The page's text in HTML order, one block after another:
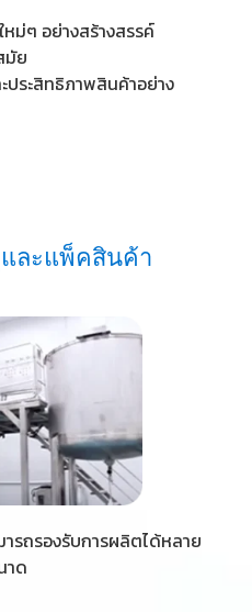
หม่ๆ อย่างสร้างสรรค์
มัย
ะประสิทธิภาพสินค้าอย่าง
และแพ็คสินค้า
รถรองรับการผลิตได้หลาย
าด